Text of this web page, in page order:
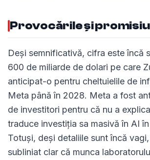
Provocările și
Deși semnificativă, cifra este încă
600 de miliarde de dolari pe care
anticipat-o pentru cheltuielile de
Meta până în 2028. Meta a fost
de investitori pentru că nu a
traduce investiția sa masivă în AI
Totuși, deși detaliile sunt încă
subliniat clar că munca